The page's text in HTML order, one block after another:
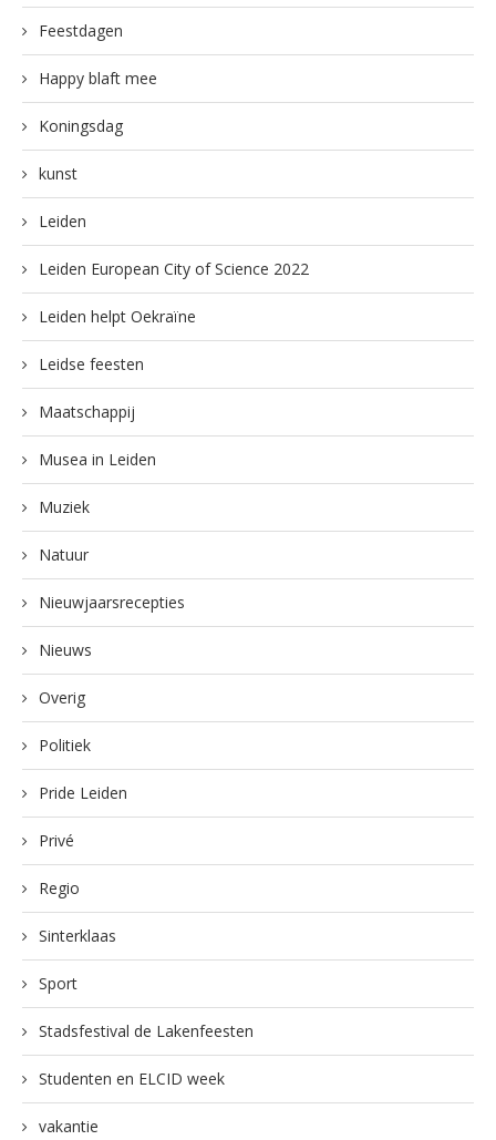
Feestdagen
Happy blaft mee
Koningsdag
kunst
Leiden
Leiden European City of Science 2022
Leiden helpt Oekraïne
Leidse feesten
Maatschappij
Musea in Leiden
Muziek
Natuur
Nieuwjaarsrecepties
Nieuws
Overig
Politiek
Pride Leiden
Privé
Regio
Sinterklaas
Sport
Stadsfestival de Lakenfeesten
Studenten en ELCID week
vakantie